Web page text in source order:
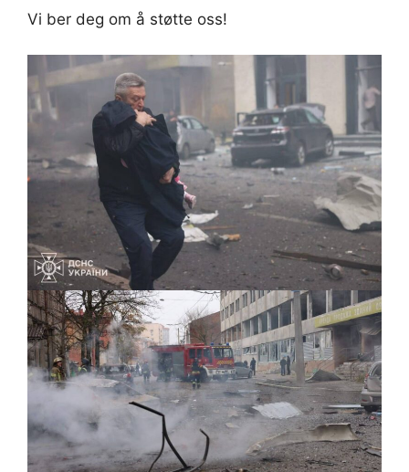
Vi ber deg om å støtte oss!